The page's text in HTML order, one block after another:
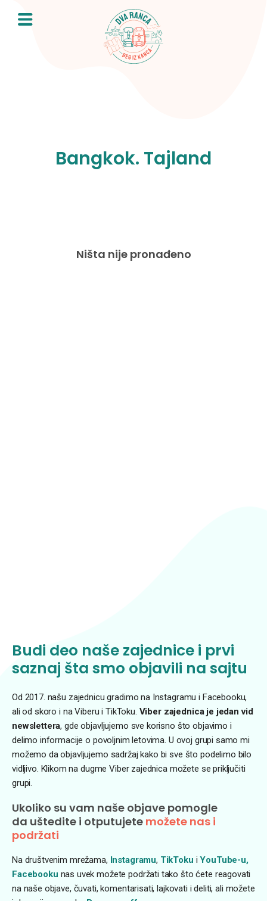
content
Bangkok. Tajland
Ništa nije pronađeno
Budi deo naše zajednice i prvi
saznaj šta smo objavili na sajtu
Od 2017. našu zajednicu gradimo na Instagramu i Facebooku,
ali od skoro i na Viberu i TikToku. Viber zajednica je jedan vid
newslettera, gde objavljujemo sve korisno što objavimo i
delimo informacije o povoljnim letovima. U ovoj grupi samo mi
možemo da objavljujemo sadržaj kako bi sve što podelimo bilo
vidljivo. Klikom na dugme Viber zajednica možete se priključiti
grupi.
Ukoliko su vam naše objave pomogle
da uštedite i otputujete možete nas i
podržati
Na društvenim mrežama, Instagramu, TikToku iYouTube-u,
Facebooku nas uvek možete podržati tako što ćete reagovati
na naše objave, čuvati, komentarisati, lajkovati i deliti, ali možete